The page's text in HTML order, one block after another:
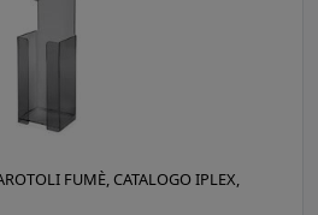
FUMÈ, CATALOGO IPLEX,